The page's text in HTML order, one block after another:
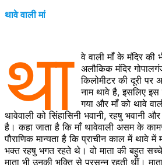
थावे वाली मां
था
वे वाली माँ के मंदिर की
अलौकिक मंदिर
किलोमीटर की दूरी
नाम थावे है, इसलिए इस
गया और माँ को थावे
थावेवाली को सिंहासिनी भवानी, रहषु भवानी
है। कहा जाता है कि माँ थावेवाली असम के
पौराणिक मान्यता है कि प्राचीन काल में थावे
भक्त रहषु भगत रहते थे। वो माता की बहुत
माता भी उनकी भक्ति से प्रसन्न रहती थीं।